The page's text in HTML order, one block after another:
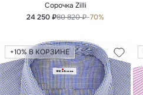
Сорочка Zilli
24 250 ₽80 820 ₽-70%
+10% В КОРЗИНЕ